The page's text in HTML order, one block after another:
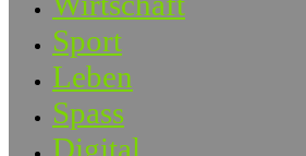
Sport
Leben
Spass
Digital